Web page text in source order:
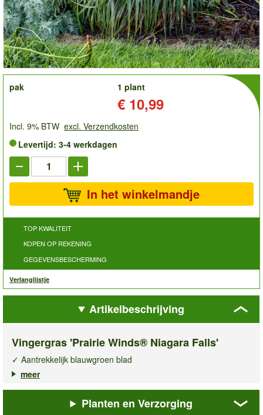
order
pak
1 plant
€ 10,99
Incl. 9% BTW excl. Verzendkosten
Levertijd: 3-4 werkdagen
In het winkelmandje
TOP KWALITEIT
KOPEN OP REKENING
GEGEVENSBESCHERMING
Verlanglijstje
Artikelbeschrijving
Vingergras 'Prairie Winds® Niagara Falls'
✓ Aantrekkelijk blauwgroen blad
✓ Elegant overhangende groei
vingergras 'Prairie Winds® Niagara Falls™'
meer
Planten en Verzorging